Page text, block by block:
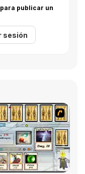
publicar un
sesión